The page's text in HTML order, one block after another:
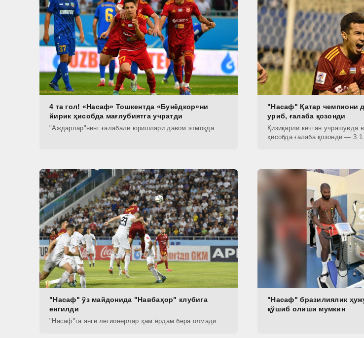
4 та гол! «Насаф» Тошкентда «Бунёдкор»ни
йирик ҳисобда мағлубиятга учратди
"Аждарлар"нинг ғалабали юришлари давом этмоқда.
"Насаф" Қатар чемпиони
уриб, ғалаба қозонди
Қизиқарли кечган учрашувда
ҳисобда ғалаба қозонди — 3:1.
"Насаф" ўз майдонида "Навбаҳор" клубига
енгилди
"Насаф"га янги легионерлар ҳам ёрдам бера олмади
"Насаф" бразилиялик
қўшиб олиши мумкин